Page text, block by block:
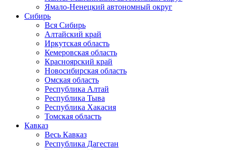
Ямало-Ненецкий автономный округ
Сибирь
Вся Сибирь
Алтайский край
Иркутская область
Кемеровская область
Красноярский край
Новосибирская область
Омская область
Республика Алтай
Республика Тыва
Республика Хакасия
Томская область
Кавказ
Весь Кавказ
Республика Дагестан